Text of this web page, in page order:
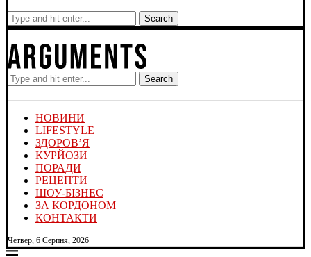
Search
Search
НОВИНИ
LIFESTYLE
ЗДОРОВ’Я
КУРЙОЗИ
ПОРАДИ
РЕЦЕПТИ
ШОУ-БІЗНЕС
ЗА КОРДОНОМ
КОНТАКТИ
Четвер, 6 Серпня, 2026